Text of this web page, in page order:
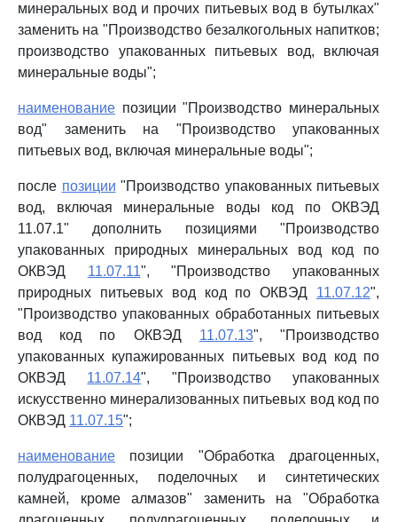
минеральных вод и прочих питьевых вод в бутылках"
заменить на "Производство безалкогольных напитков;
производство упакованных питьевых вод, включая
минеральные воды";
наименование позиции "Производство минеральных
вод" заменить на "Производство упакованных
питьевых вод, включая минеральные воды";
после позиции "Производство упакованных питьевых
вод, включая минеральные воды код по ОКВЭД
11.07.1" дополнить позициями "Производство
упакованных природных минеральных вод код по
ОКВЭД 11.07.11", "Производство упакованных
природных питьевых вод код по ОКВЭД 11.07.12",
"Производство упакованных обработанных питьевых
вод код по ОКВЭД 11.07.13", "Производство
упакованных купажированных питьевых вод код по
ОКВЭД 11.07.14", "Производство упакованных
искусственно минерализованных питьевых вод код по
ОКВЭД 11.07.15";
наименование позиции "Обработка драгоценных,
полудрагоценных, поделочных и синтетических
камней, кроме алмазов" заменить на "Обработка